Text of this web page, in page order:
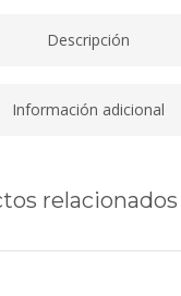
Descripción
Información adicional
relacionados